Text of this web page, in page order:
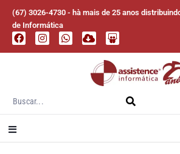
(67) 3026-4730 - hà mais de 25 anos
de Informática